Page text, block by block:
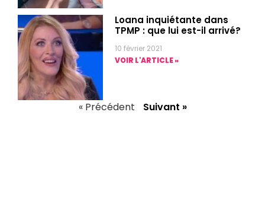
Loana inquiétante dans
TPMP : que lui est-il arrivé?
10 février 2021
VOIR L'ARTICLE »
« Précédent Suivant »